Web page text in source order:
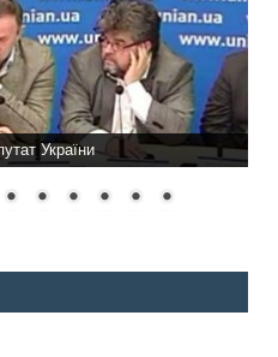
України